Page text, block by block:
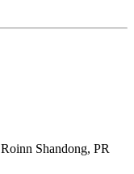
Shandong, PR